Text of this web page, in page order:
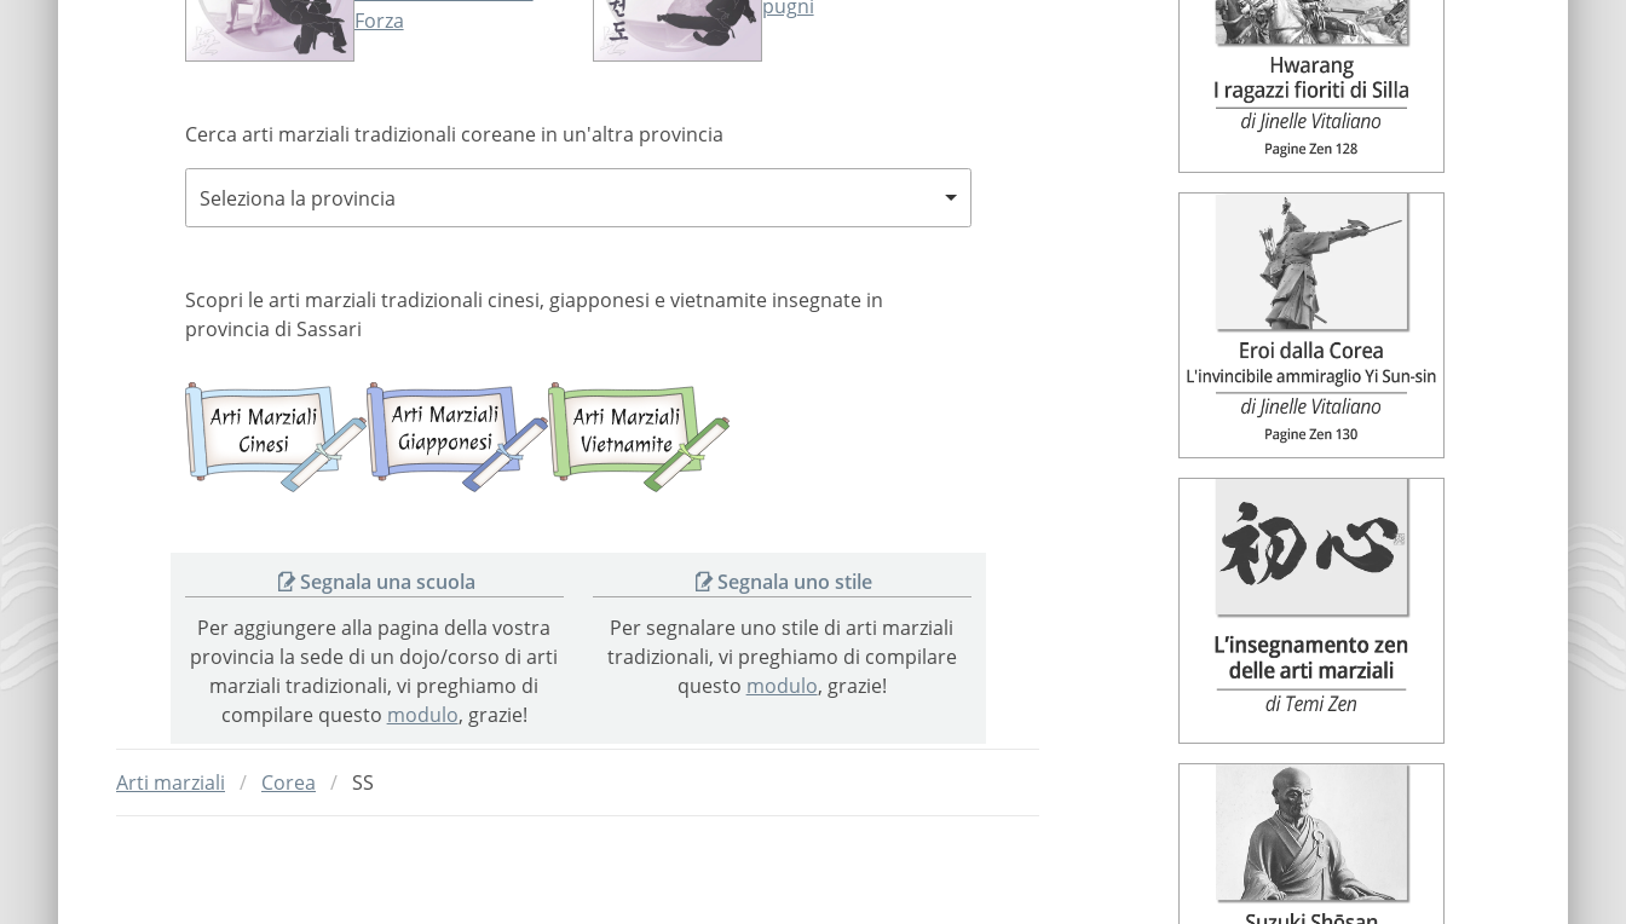
Forza
pugni
Cerca arti marziali tradizionali coreane in un'altra provincia
Seleziona la provincia
Scopri le arti marziali tradizionali cinesi, giapponesi e vietnamite insegnate in
provincia di Sassari
Arti
marziali
cinesi
Arti
marziali
giapponesi
marziali
Segnala una scuola
Per aggiungere alla pagina della vostra
provincia la sede di un dojo/corso di arti
marziali tradizionali, vi preghiamo di
compilare questo modulo, grazie!
Segnala uno stile
Per segnalare uno stile di arti marziali
tradizionali, vi preghiamo di compilare
questo modulo, grazie!
Arti marziali Corea SS